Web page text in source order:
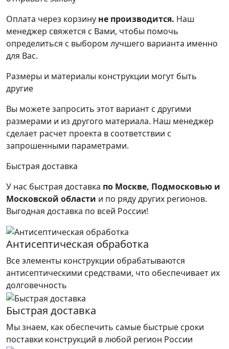
Оплата через корзину не производится. Наш
менеджер свяжется с Вами, чтобы помочь
определиться с выбором лучшего варианта именно
для Вас.
Размеры и материалы конструкции могут быть
другие
Вы можете запросить этот вариант с другими
размерами и из другого материала. Наш менеджер
сделает расчет проекта в соответствии с
запрошенными параметрами.
Быстрая доставка
У нас быстрая доставка по Москве, Подмосковью и
Московской области и по ряду других регионов.
Выгодная доставка по всей России!
Антисептическая обработка
Все элементы конструкции обрабатываются
антисептическими средствами, что обеспечивает их
долговечность
Быстрая доставка
Мы знаем, как обеспечить самые быстрые сроки
поставки конструкций в любой регион России